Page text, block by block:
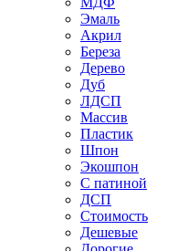
Эмаль
Акрил
Береза
Дерево
Дуб
ЛДСП
Массив
Пластик
Шпон
Экошпон
С патиной
ДСП
Стоимость
Дешевые